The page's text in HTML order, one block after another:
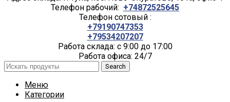
Телефон рабочий: +74872525645
Телефон сотовый :
+79190747353
+79534207207
Работа склада: с 9:00 до 17:00
Работа офиса: 24/7
Search
Меню
Категории